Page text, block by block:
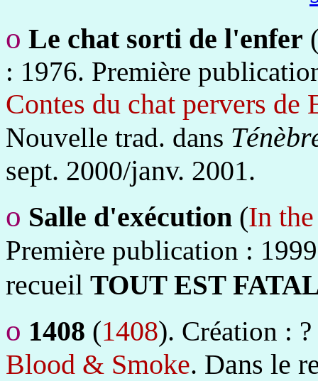
o Le chat sorti de l'enfer
: 1976. Première
Contes du chat pervers de
Nouvelle trad. dans
sept. 2000/janv. 2001.
o Salle d'exécution (In
Première publication :
recueil TOUT EST
o 1408 (1408). Création : ?
Blood & Smoke. Dans le